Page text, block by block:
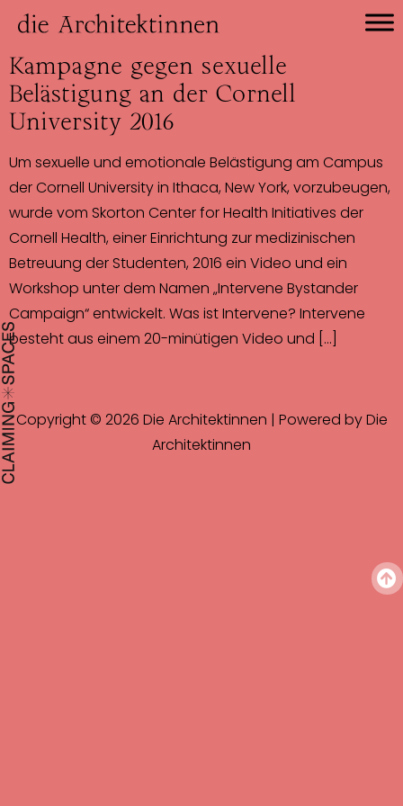
Kampagne gegen sexuelle
Belästigung an der Cornell
University 2016
Um sexuelle und emotionale Belästigung am Campus
der Cornell University in Ithaca, New York, vorzubeugen,
wurde vom Skorton Center for Health Initiatives der
Cornell Health, einer Einrichtung zur medizinischen
Betreuung der Studenten, 2016 ein Video und ein
Workshop unter dem Namen „Intervene Bystander
Campaign“ entwickelt. Was ist Intervene? Intervene
besteht aus einem 20-minütigen Video und […]
Copyright © 2026 Die Architektinnen | Powered by Die
Architektinnen